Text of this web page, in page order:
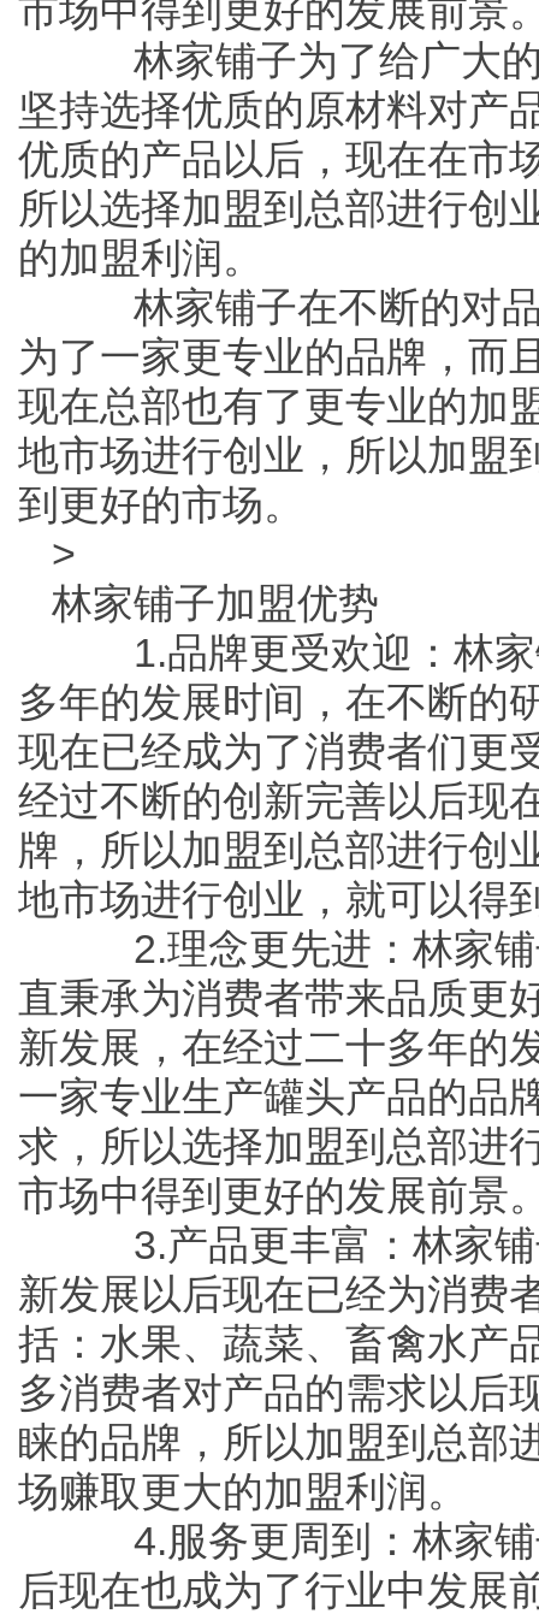
市场中得到更好的发展前景
林家铺子为了给广大的
坚持选择优质的原材料对产
优质的产品以后，现在在市
所以选择加盟到总部进行创
的加盟利润。
林家铺子在不断的对品
为了一家更专业的品牌，而
现在总部也有了更专业的加
地市场进行创业，所以加盟
到更好的市场。
>
林家铺子加盟优势
1.品牌更受欢迎：林家
多年的发展时间，在不断的
现在已经成为了消费者们更
经过不断的创新完善以后现
牌，所以加盟到总部进行创
地市场进行创业，就可以得
2.理念更先进：林家铺
直秉承为消费者带来品质更
新发展，在经过二十多年的
一家专业生产罐头产品的品
求，所以选择加盟到总部进
市场中得到更好的发展前景
3.产品更丰富：林家铺
新发展以后现在已经为消费
括：水果、蔬菜、畜禽水产
多消费者对产品的需求以后
睐的品牌，所以加盟到总部
场赚取更大的加盟利润。
4.服务更周到：林家铺
后现在也成为了行业中发展